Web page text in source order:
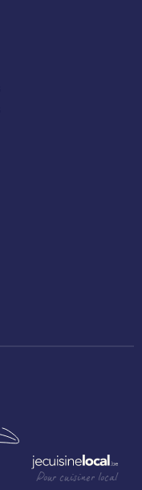
Pour cuisiner local